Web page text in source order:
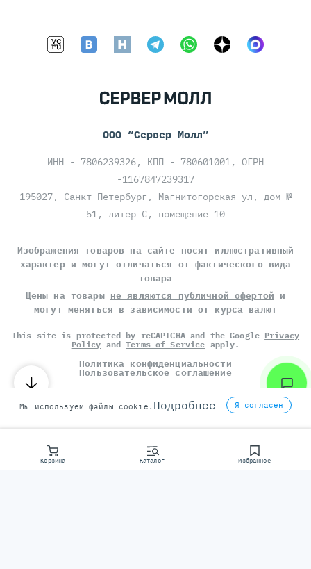
Корзина Каталог Избранное
ООО “Сервер Молл”
ИНН - 7806239326, КПП - 780601001, ОГРН
-1167847239317
195027, Санкт-Петербург, Магнитогорская ул, дом №
51, литер С, помещение 10
Изображения товаров на сайте носят иллюстративный
характер и могут отличаться от фактического вида
товара
Цены на товары не являются публичной офертой и
могут меняться в зависимости от курса валют
This site is protected by reCAPTCHA and the Google Privacy
Policy andTerms of Service apply.
Политика конфиденциальности
Пользовательское соглашение
©СЕРВЕР МОЛЛ, 2014-2026
Мы используем файлы cookie. Подробнее Я согласен